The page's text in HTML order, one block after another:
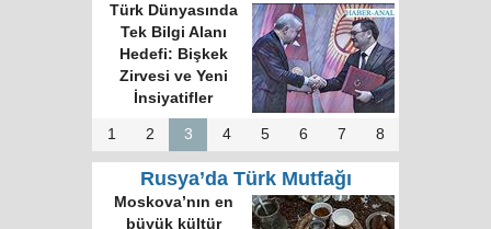
Türk Dünyasında
Tek Bilgi Alanı
Hedefi: Bişkek
Zirvesi ve Yeni
İnsiyatifler
1 2 3 4 5 6 7 8
Rusya’da Türk Mutfağı
Moskova’nın en
büyük kültür